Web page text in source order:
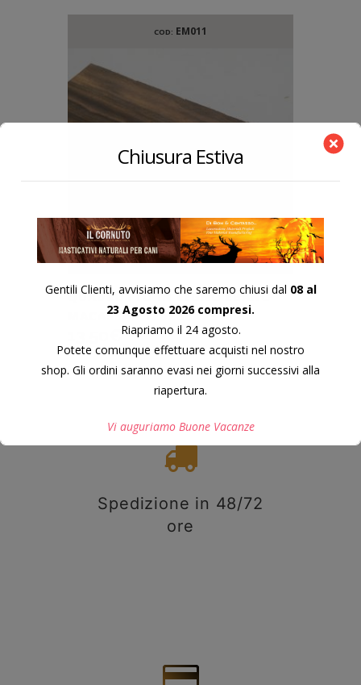
COD: EM011
QUADROTTO IN LEGNO EBANO
MACASSAR 120X38X23 MM.
€
Spedizione in 48/72
ore
Chiusura Estiva
Gentili Clienti, avvisiamo che saremo chiusi dal 08 al
23 Agosto 2026 compresi.
Riapriamo il 24 agosto.
Potete comunque effettuare acquisti nel nostro
shop. Gli ordini saranno evasi nei giorni successivi alla
riapertura.
Vi auguriamo Buone Vacanze
Questo si chiuderà in secondi